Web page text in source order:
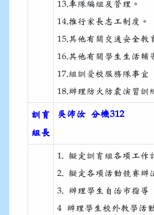
13.車隊編組及管理。
14.推行家長志工制度。
15.其他有關交通安全教
16.其他有關學生生活輔
17.組訓愛校服務隊事宜
18.辦理防火防震演習訓
訓育
組長
吳沛汝 分機312
1. 擬定訓育組各項工作
2. 擬定各項活動競賽辦
3. 辦理學生自治市指導
4 辦理學生校外教學活